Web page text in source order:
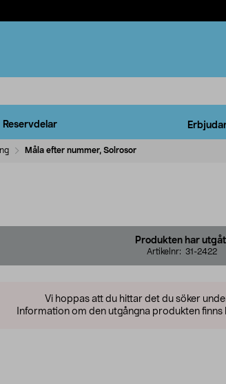
Reservdelar
Måla efter nummer, Solrosor
Produkten har
Artikelnr: 31-2422
Vi hoppas att du hittar det du söker
Information om den utgångna produkten finns